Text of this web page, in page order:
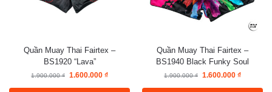
Quần Muay Thai Fairtex –
BS1920 “Lava”
1.900.000₫ 1.600.000 ₫
Quần Muay Thai Fairtex –
BS1940 Black Funky Soul
1.900.000₫ 1.600.000 ₫